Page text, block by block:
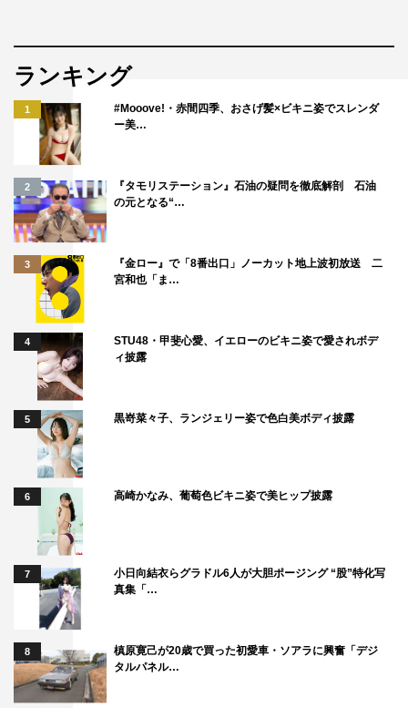
◆今後、俳優としてどんな存在になりたいですか？
佐藤健さんのように、見た人の感情を動かせるような影響
力のある俳優になりたいです。あと、今回共演させていた
だいた藤原竜也さんと初めてお会いした時に、気迫といい
ますか、オーラがとにかくすごいなと感じて。僕が想像し
ていたよりも高身長でスタイルもよくて、男らしくて、め
ちゃくちゃカッコよくて。しかも、ユーモアもあって、現
場の方々を盛り上げていて、気遣いもすごいなって思った
んです。そういった全ての要素を兼ね備えた俳優さんにも
なりたいですし、なれるようにこれからたくさん経験を積
んで、成長していけたらいいなと思います。
◆ちなみに奥君にとって、日々の生活の中で欠かせないも
のは？
お菓子（ぷっちょ、ハイチュー）です。あと、ヒートテッ
クは冬の時期の必需品で、厚地のものと薄地のものと合わ
せて6枚持っています。暖かくて着心地がいいので、家で
はヒートテック1枚で過ごしているんです。僕、ヒートテ
ランキング
1
#Mooove!・赤間四季、おさげ髪×ビキニ姿でスレンダ
ー美…
2
『タモリステーション』石油の疑問を徹底解剖 石油
の元となる“…
3
『金ロー』で「8番出口」ノーカット地上波初放送 二
宮和也「ま…
4
STU48・甲斐心愛、イエローのビキニ姿で愛されボデ
ィ披露
5 黒嵜菜々子、ランジェリー姿で色白美ボディ披露
6 高崎かなみ、葡萄色ビキニ姿で美ヒップ披露
7
小日向結衣らグラドル6人が大胆ポージング “股”特化写
真集「…
8
槙原寛己が20歳で買った初愛車・ソアラに興奮「デジ
タルパネル…